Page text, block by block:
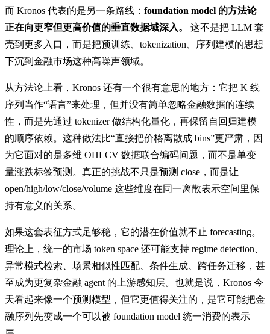
而 Kronos 代表的是另一条路线： foundation model 的方法论
正在向更窄但更高价值的垂直数据域深入。
这不是把 LLM 套
壳到更多入口，而是把预训练、tokenization、序列建模的思想
下沉到金融市场这种高噪声领域。
从方法论上看，Kronos 还有一个很有意思的地方：它把 K 线
序列当作“语言”来处理，但并没有简单忽略金融数据的连续
性，而是先通过 tokenizer 做结构化量化，再保留自回归建模
的顺序依赖。这种做法比“直接把价格离散成 bins”更严肃，因
为它面对的是多维 OHLCV 数据联合编码问题，而不是单变
量涨跌标签预测。真正的挑战不只是预测 close，而是让
open/high/low/close/volume 这些维度在同一离散表示空间里保
持有意义的关系。
如果这套表征方式足够稳，它的潜在价值就不止 forecasting。
理论上，统一的市场 token space 还可能支持 regime detection、
异常模式检索、场景相似性匹配、条件生成、跨任务迁移，甚
至成为更复杂金融 agent 的上游感知层。也就是说，Kronos 今
天看起来像一个预测模型，但它更值得关注的，是它可能把金
融序列先变成一个可以被 foundation model 统一消费的表示